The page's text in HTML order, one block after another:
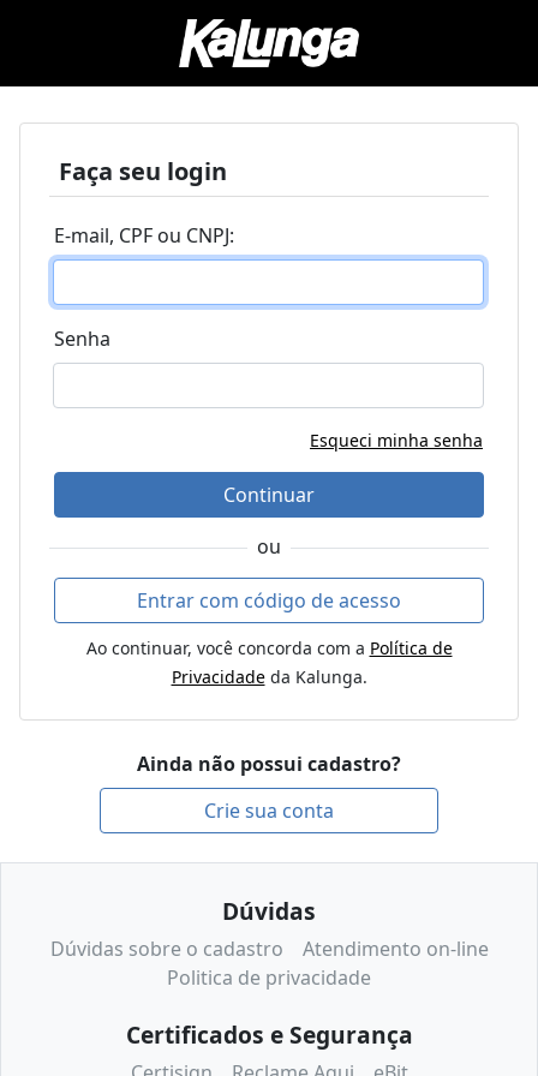
Faça seu login
E-mail, CPF ou CNPJ:
Senha
Esqueci minha senha
Continuar
ou
Entrar com código de acesso
Ao continuar, você concorda com a Política de
Privacidadeda Kalunga.
Ainda não possui cadastro?
Crie sua conta
Dúvidas
Dúvidas sobre o cadastro
Atendimento on-line
Politica de privacidade
Certificados e Segurança